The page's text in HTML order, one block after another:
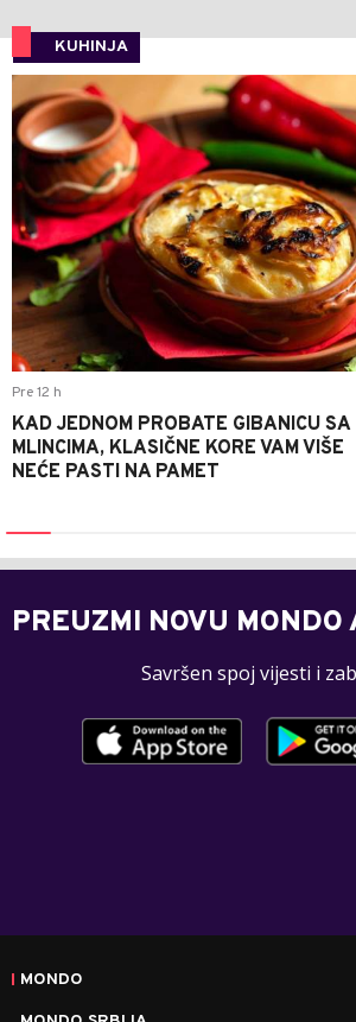
KUHINJA
Pre 12 h
KAD JEDNOM PROBATE GIBANICU SA
MLINCIMA, KLASIČNE KORE VAM VIŠE
NEĆE PASTI NA PAMET
PREUZMI NOVU
Savršen spoj vijesti i
MONDO